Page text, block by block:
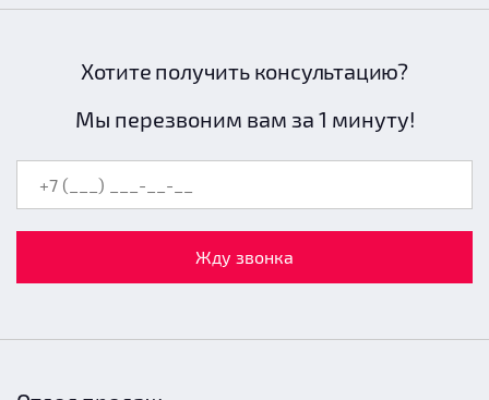
Хотите получить консультацию?
Мы перезвоним вам за 1 минуту!
Жду звонка